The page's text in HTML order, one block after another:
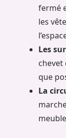
fermé
les
Les
chevet
que
La